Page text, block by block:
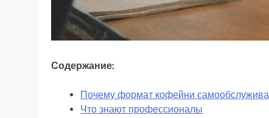
Содержание:
Почему формат кофейни
Что знают профессионалы